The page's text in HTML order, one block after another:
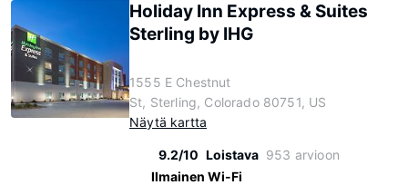
Holiday Inn Express & Suites
Sterling by IHG
1555 E Chestnut
St, Sterling, Colorado 80751, US
Näytä kartta
9.2/10 Loistava 953 arvioon
Ilmainen Wi-Fi